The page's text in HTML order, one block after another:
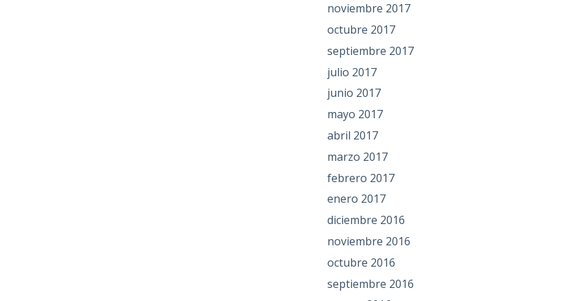
noviembre 2017
octubre 2017
septiembre 2017
julio 2017
junio 2017
mayo 2017
abril 2017
marzo 2017
febrero 2017
enero 2017
diciembre 2016
noviembre 2016
octubre 2016
septiembre 2016